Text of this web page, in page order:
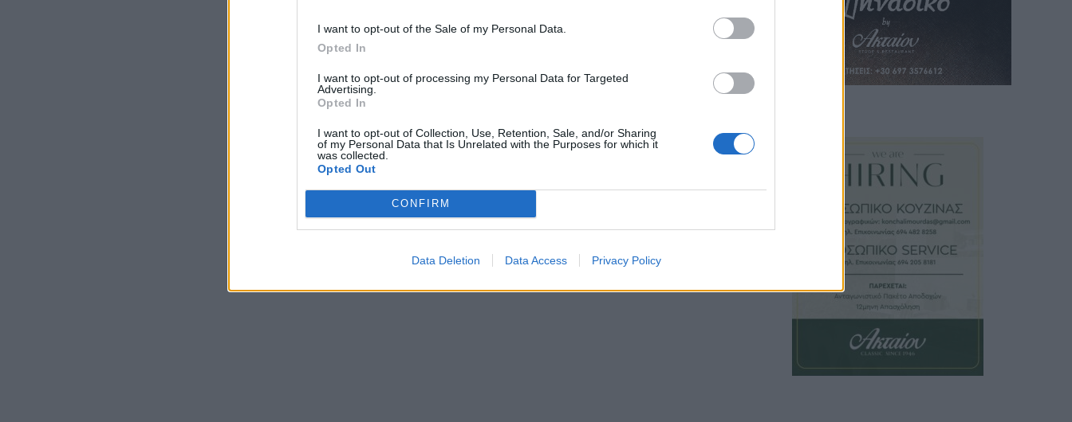
I want to opt-out of the Sale of my Personal Data.
Opted In
I want to opt-out of processing my Personal Data for Targeted
Advertising.
Opted In
I want to opt-out of Collection, Use, Retention, Sale, and/or Sharing
of my Personal Data that Is Unrelated with the Purposes for which it
was collected.
Opted Out
CONFIRM
Data Deletion Data Access Privacy Policy